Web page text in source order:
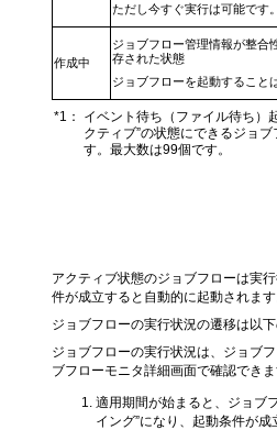
ただし今すぐ実行は可能です。
作成中
ジョブフロー管理情報が整合
存された状態
ジョブフローを起動すること
*1：
イベント待ち（ファイル待ち）
クティブ”の状態にできるジョ
す。最大数は99個です。
アクティブ状態のジョブフローは実
件が成立すると自動的に起動されます
ジョブフローの実行状況の遷移は以下
ジョブフローの実行状況は、ジョブ
ブフローモニタ詳細画面で確認できま
適用期間が始まると、ジョブ
イング”になり、起動条件が成